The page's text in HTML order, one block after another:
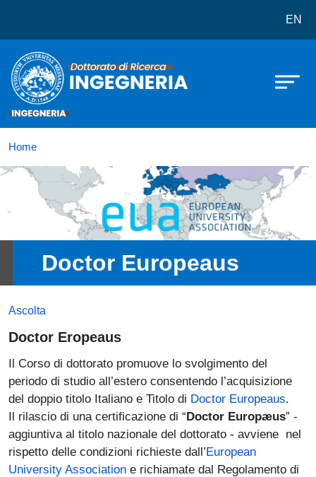
EN
Home
Immagine
Doctor Europeaus
Ascolta
Doctor Eropeaus
Il Corso di dottorato promuove lo svolgimento del
periodo di studio all’estero consentendo l’acquisizione
del doppio titolo Italiano e Titolo di Doctor Europeaus.
Il rilascio di una certificazione di “Doctor Europæus” -
aggiuntiva al titolo nazionale del dottorato - avviene nel
rispetto delle condizioni richieste dall’European
University Association e richiamate dal Regolamento di